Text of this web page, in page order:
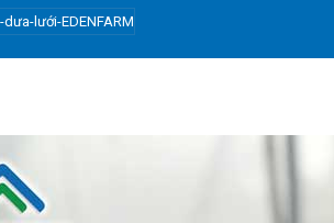
lưới-EDENFARM